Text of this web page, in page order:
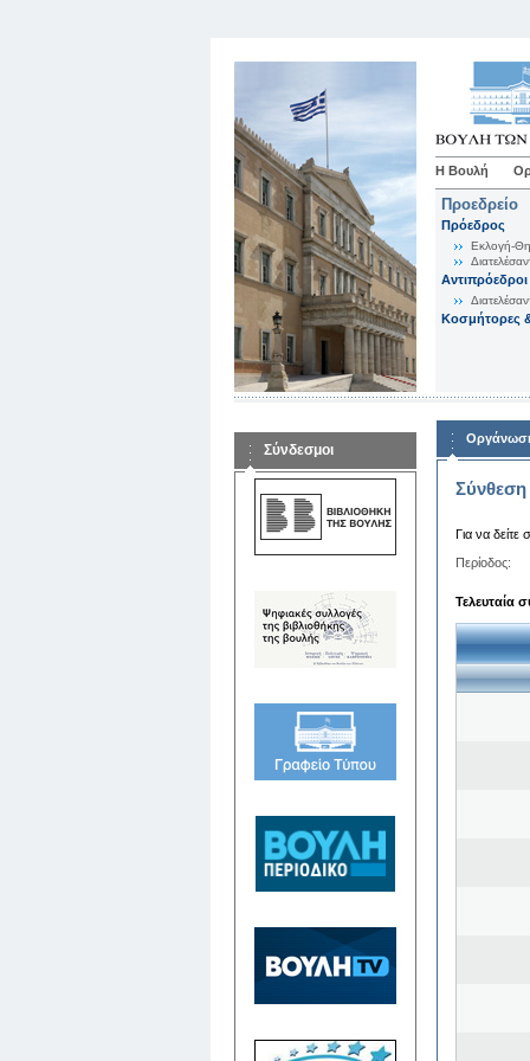
Η Βουλή
Προεδρείο
Πρόεδρος
Εκλογή-
Αντιπρόεδροι
Κοσμήτορες
Σύνδεσμοι
Οργάνωση
Για να δείτε
Περίοδος:
Τελευταία